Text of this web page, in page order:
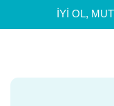
İYİ OL,